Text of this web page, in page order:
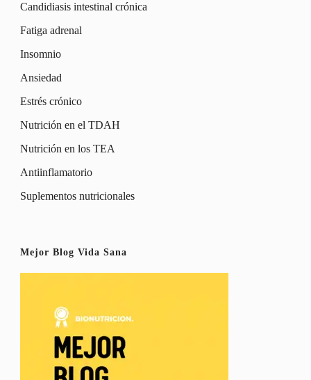
Candidiasis intestinal crónica
Fatiga adrenal
Insomnio
Ansiedad
Estrés crónico
Nutrición en el TDAH
Nutrición en los TEA
Antiinflamatorio
Suplementos nutricionales
Mejor Blog Vida Sana